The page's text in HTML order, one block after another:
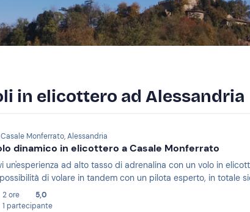
in elicottero ad Alessandria
Casale Monferrato, Alessandria
dinamico in elicottero a Casale Monferrato
un'esperienza ad alto tasso di adrenalina con un volo in
di volare in tandem con un pilota esperto, in totale
2 ore
5,0
1 partecipante